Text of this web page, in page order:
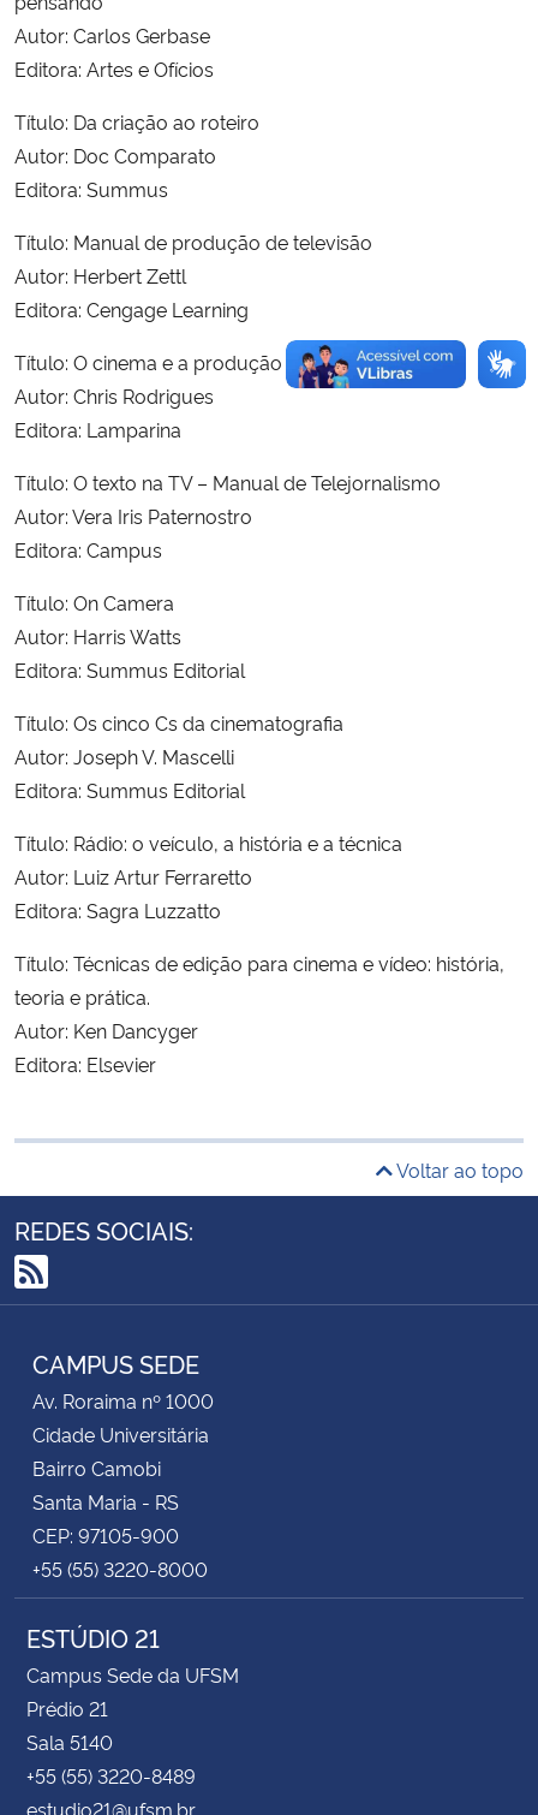
Planalto
Autor: Carlos Gerbase
Editora: Artes e Ofícios
Título: Da criação ao roteiro
Autor: Doc Comparato
Editora: Summus
Título: Manual de produção de televisão
Autor: Herbert Zettl
Editora: Cengage Learning
Título: O cinema e a produção
Autor: Chris Rodrigues
Editora: Lamparina
Título: O texto na TV – Manual de Telejornalismo
Autor: Vera Iris Paternostro
Editora: Campus
Título: On Camera
Autor: Harris Watts
Editora: Summus Editorial
Título: Os cinco Cs da cinematografia
Autor: Joseph V. Mascelli
Editora: Summus Editorial
Título: Rádio: o veículo, a história e a técnica
Autor: Luiz Artur Ferraretto
Editora: Sagra Luzzatto
Título: Técnicas de edição para cinema e vídeo: história,
teoria e prática.
Autor: Ken Dancyger
Editora: Elsevier
Voltar ao topo
REDES SOCIAIS:
RSS
CAMPUS SEDE
Av. Roraima nº 1000
Cidade Universitária
Bairro Camobi
Santa Maria - RS
CEP: 97105-900
+55 (55) 3220-8000
ESTÚDIO 21
Campus Sede da UFSM
Prédio 21
Sala 5140
+55 (55) 3220-8489
estudio21@ufsm.br